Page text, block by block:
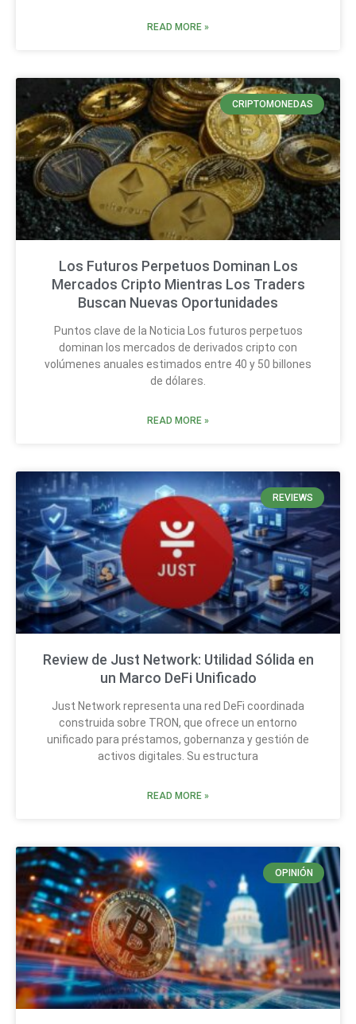
READ MORE »
CRIPTOMONEDAS
Los Futuros Perpetuos Dominan Los
Mercados Cripto Mientras Los Traders
Buscan Nuevas Oportunidades
Puntos clave de la Noticia Los futuros perpetuos
dominan los mercados de derivados cripto con
volúmenes anuales estimados entre 40 y 50 billones
de dólares.
READ MORE »
REVIEWS
Review de Just Network: Utilidad Sólida en
un Marco DeFi Unificado
Just Network representa una red DeFi coordinada
construida sobre TRON, que ofrece un entorno
unificado para préstamos, gobernanza y gestión de
activos digitales. Su estructura
READ MORE »
OPINIÓN